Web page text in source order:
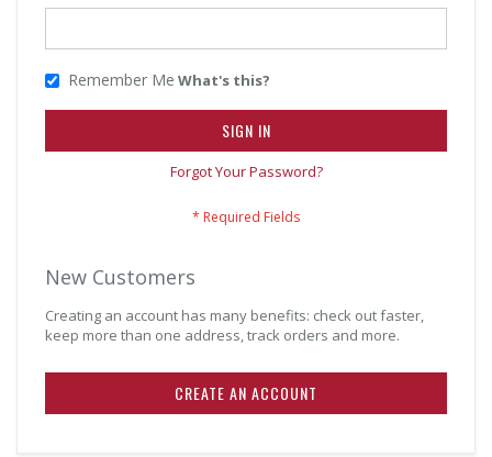
Remember Me What's this?
SIGN IN
Forgot Your Password?
New Customers
Creating an account has many benefits: check out faster,
keep more than one address, track orders and more.
CREATE AN ACCOUNT